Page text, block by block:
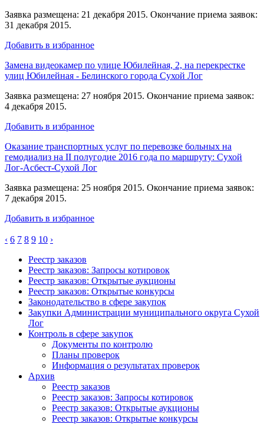
Заявка размещена: 21 декабря 2015. Окончание приема заявок:
31 декабря 2015.
Добавить в избранное
Замена видеокамер по улице Юбилейная, 2, на перекрестке
улиц Юбилейная - Белинского города Сухой Лог
Заявка размещена: 27 ноября 2015. Окончание приема заявок:
4 декабря 2015.
Добавить в избранное
Оказание транспортных услуг по перевозке больных на
гемодиализ на II полугодие 2016 года по маршруту: Сухой
Лог-Асбест-Сухой Лог
Заявка размещена: 25 ноября 2015. Окончание приема заявок:
7 декабря 2015.
Добавить в избранное
‹ 6 7 8 9 10 ›
Реестр заказов
Реестр заказов: Запросы котировок
Реестр заказов: Открытые аукционы
Реестр заказов: Открытые конкурсы
Законодательство в сфере закупок
Закупки Администрации муниципального округа Сухой
Лог
Контроль в сфере закупок
Документы по контролю
Планы проверок
Информация о результатах проверок
Архив
Реестр заказов
Реестр заказов: Запросы котировок
Реестр заказов: Открытые аукционы
Реестр заказов: Открытые конкурсы